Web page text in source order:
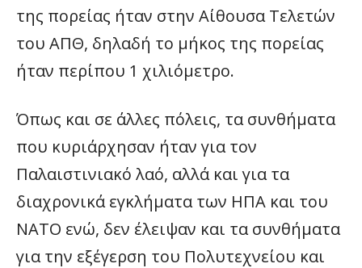
της πορείας ήταν στην Αίθουσα Τελετών
του ΑΠΘ, δηλαδή το μήκος της πορείας
ήταν περίπου 1 χιλιόμετρο.
Όπως και σε άλλες πόλεις, τα συνθήματα
που κυριάρχησαν ήταν για τον
Παλαιστινιακό λαό, αλλά και για τα
διαχρονικά εγκλήματα των ΗΠΑ και του
ΝΑΤΟ ενώ, δεν έλειψαν και τα συνθήματα
για την εξέγερση του Πολυτεχνείου και